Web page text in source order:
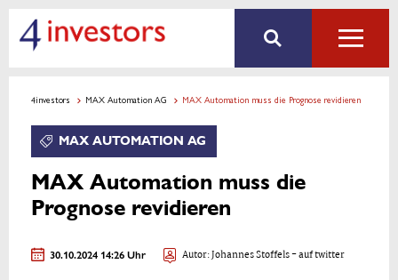
4investors MAX Automation AG MAX Automation muss die Prognose revidieren
MAX AUTOMATION AG
MAX Automation muss die
Prognose revidieren
30.10.2024 14:26 Uhr Autor:Johannes Stoffels- auf twitter